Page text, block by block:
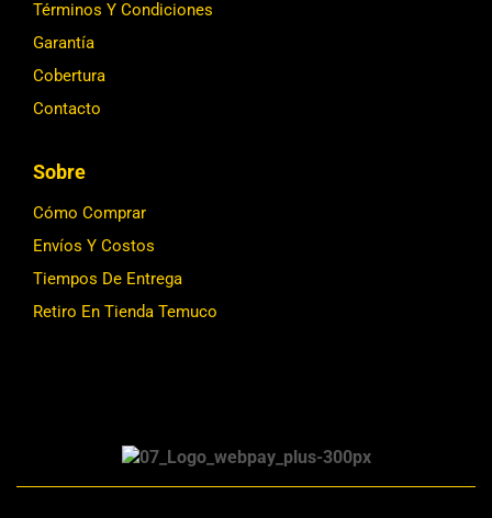
Términos Y Condiciones
Garantía
Cobertura
Contacto
Sobre
Cómo Comprar
Envíos Y Costos
Tiempos De Entrega
Retiro En Tienda Temuco